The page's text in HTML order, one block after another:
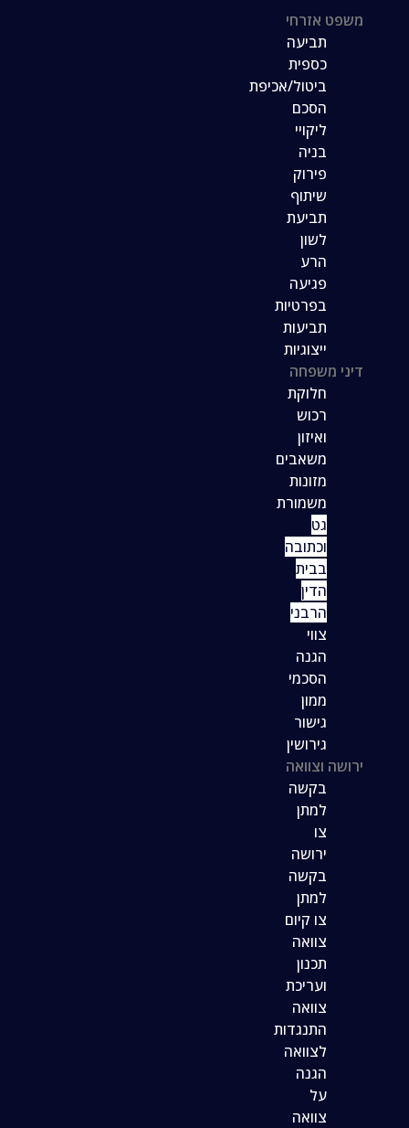
משפט אזרחי
תביעה
כספית
ביטול/אכיפת
הסכם
ליקויי
בניה
פירוק
שיתוף
תביעת
לשון
הרע
פגיעה
בפרטיות
תביעות
ייצוגיות
דיני משפחה
חלוקת
רכוש
ואיזון
משאבים
מזונות
משמורת
גט
וכתובה
בבית
הדין
הרבני
צווי
הגנה
הסכמי
ממון
גישור
גירושין
ירושה וצוואה
בקשה
למתן
צו
ירושה
בקשה
למתן
צו קיום
צוואה
תכנון
ועריכת
צוואה
התנגדות
לצוואה
הגנה
על
צוואה